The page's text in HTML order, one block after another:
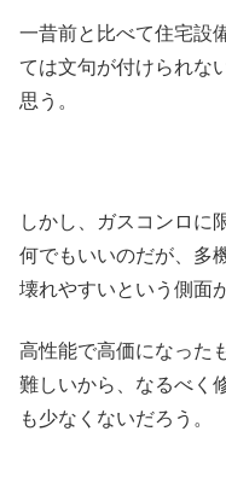
一昔前と比べて住宅設
ては文句が付けられな
思う。
しかし、ガスコンロに
何でもいいのだが、多
壊れやすいという側面
高性能で高価になった
難しいから、なるべく
も少なくないだろう。